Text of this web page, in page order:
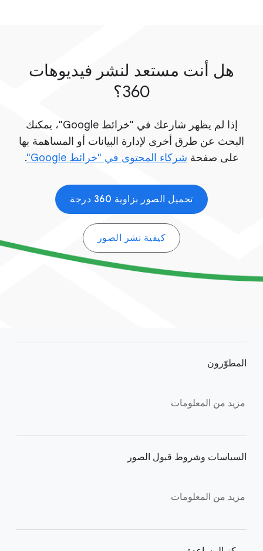
هل أنت مستعد لنشر فيديوهات
360؟
إذا لم يظهر شارعك في "خرائط Google"، يمكنك
البحث عن طرق أخرى لإدارة البيانات أو المساهمة بها
على صفحة شركاء المحتوى في "خرائط Google"‏ .
تحميل الصور بزاوية 360 درجة
كيفية نشر الصور
المطوّرون
مزيد من المعلومات
السياسات وشروط قبول الصور
مزيد من المعلومات